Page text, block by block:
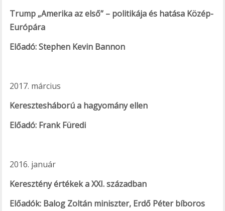
Trump „Amerika az első” – politikája és hatása Közép-
Európára
Előadó: Stephen Kevin Bannon
2017. március
Keresztesháború a hagyomány ellen
Előadó: Frank Füredi
2016. január
Keresztény értékek a XXI. században
Előadók: Balog Zoltán miniszter, Erdő Péter bíboros